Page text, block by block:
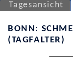
Tagesansicht
BONN:
(TAGFALTER)